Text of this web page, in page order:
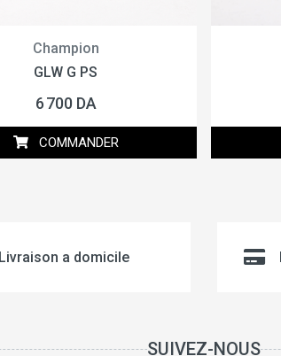
Champion
GLW G PS
6 700 DA
COMMANDER
Livraison a domicile
SUIVEZ-NOUS